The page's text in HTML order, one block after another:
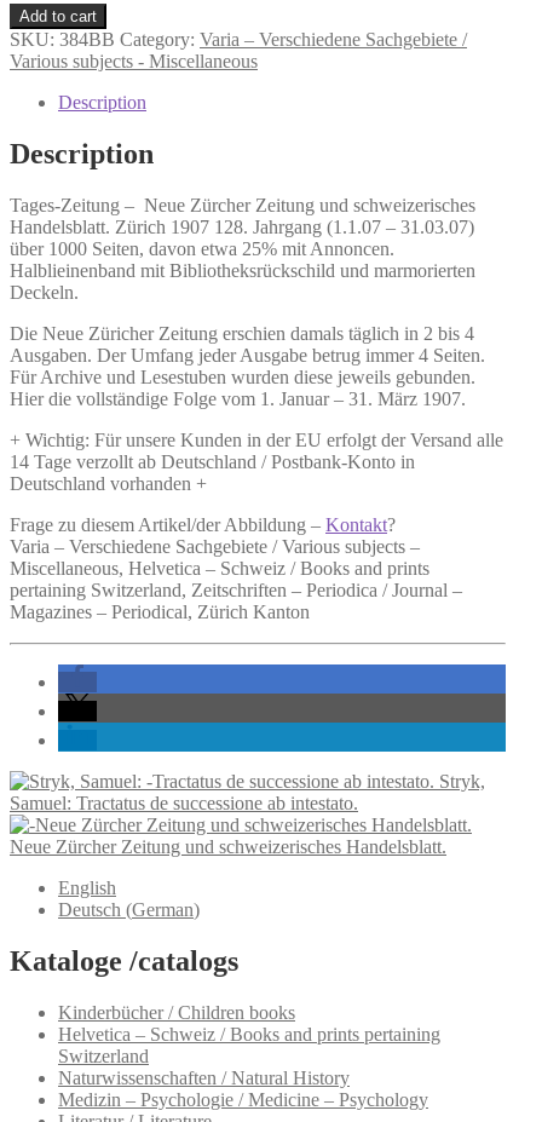
Neue
Zürcher
Zeitung
schweizerisches
quantity
Add to cart
SKU: 384BB Category: Varia – Verschiedene Sachgebiete /
Various subjects - Miscellaneous
Description
Description
Tages-Zeitung – Neue Zürcher Zeitung und schweizerisches
Handelsblatt. Zürich 1907 128. Jahrgang (1.1.07 – 31.03.07)
über 1000 Seiten, davon etwa 25% mit Annoncen.
Halblieinenband mit Bibliotheksrückschild und marmorierten
Deckeln.
Die Neue Züricher Zeitung erschien damals täglich in 2 bis 4
Ausgaben. Der Umfang jeder Ausgabe betrug immer 4 Seiten.
Für Archive und Lesestuben wurden diese jeweils gebunden.
Hier die vollständige Folge vom 1. Januar – 31. März 1907.
+ Wichtig: Für unsere Kunden in der EU erfolgt der Versand alle
14 Tage verzollt ab Deutschland / Postbank-Konto in
Deutschland vorhanden +
Frage zu diesem Artikel/der Abbildung – Kontakt?
Varia – Verschiedene Sachgebiete / Various subjects –
Miscellaneous, Helvetica – Schweiz / Books and prints
pertaining Switzerland, Zeitschriften – Periodica / Journal –
Magazines – Periodical, Zürich Kanton
Stryk,
Samuel: Tractatus de successione ab intestato.
Neue Zürcher Zeitung und schweizerisches Handelsblatt.
English
Deutsch (German)
Kataloge /catalogs
Kinderbücher / Children books
Helvetica – Schweiz / Books and prints pertaining
Switzerland
Naturwissenschaften / Natural History
Medizin – Psychologie / Medicine – Psychology